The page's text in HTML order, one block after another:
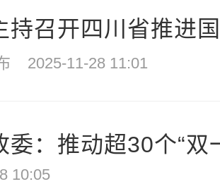
持召开四川省推进
2025-11-28 11:01
委：推动超30个“双
10:05